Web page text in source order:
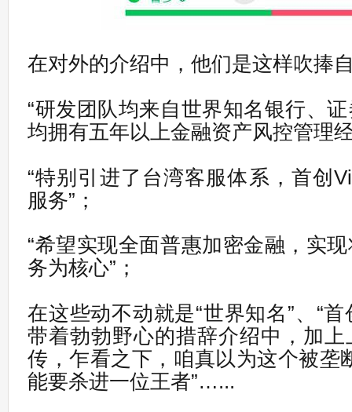
在对外的介绍中，他们是这样吹捧
“研发团队均来自世界知名银行、
均拥有五年以上金融资产风控管理
“特别引进了台湾客服体系，首创
服务”；
“希望实现全面普惠加密金融，实
务为核心”；
在这些动不动就是“世界知名”、“首
带着勃勃野心的措辞介绍中，加
传，乍看之下，咱真以为这个被垄
能要杀进一位王者”…...